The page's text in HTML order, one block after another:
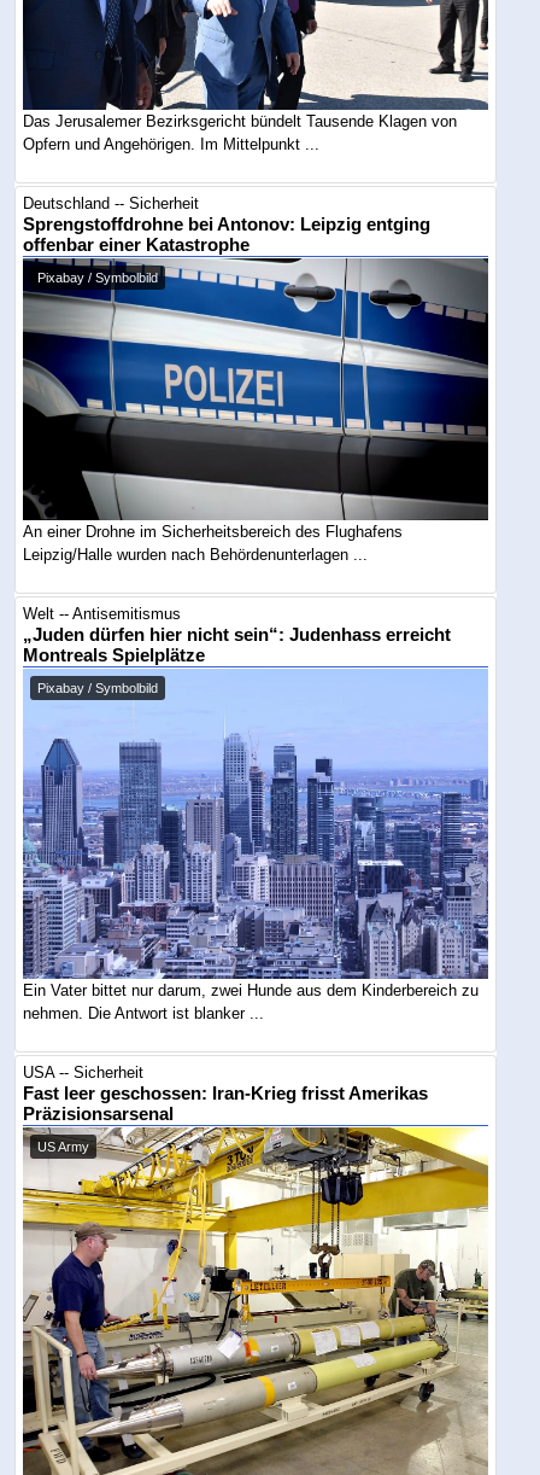
Das Jerusalemer Bezirksgericht bündelt Tausende Klagen von
Opfern und Angehörigen. Im Mittelpunkt ...
Deutschland -- Sicherheit
Sprengstoffdrohne bei Antonov: Leipzig entging
offenbar einer Katastrophe
Pixabay / Symbolbild
An einer Drohne im Sicherheitsbereich des Flughafens
Leipzig/Halle wurden nach Behördenunterlagen ...
Welt -- Antisemitismus
„Juden dürfen hier nicht sein“: Judenhass erreicht
Montreals Spielplätze
Pixabay / Symbolbild
Ein Vater bittet nur darum, zwei Hunde aus dem Kinderbereich zu
nehmen. Die Antwort ist blanker ...
USA -- Sicherheit
Fast leer geschossen: Iran-Krieg frisst Amerikas
Präzisionsarsenal
US Army